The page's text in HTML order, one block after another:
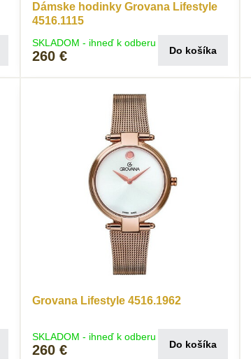
Dámske hodinky Grovana Lifestyle
4516.1115
SKLADOM - ihneď k odberu
260 € Do košíka
Grovana Lifestyle 4516.1962
SKLADOM - ihneď k odberu
260 € Do košíka